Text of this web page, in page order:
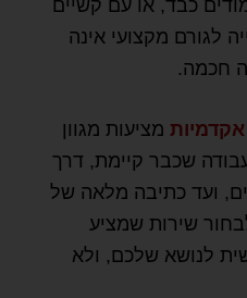
כבד, או עם קשיים
לגורם מקצועי אינה
חכמה.
מציעות מגוון
עבודה שכבר קיימת, דרך
ועד כתיבה מלאה של
שירות שמציע
לנושא שלכם, ולא